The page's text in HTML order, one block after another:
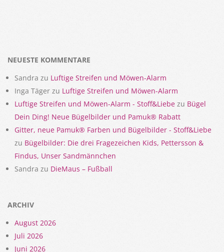
NEUESTE KOMMENTARE
Sandra zu Luftige Streifen und Möwen-Alarm
Inga Täger zu Luftige Streifen und Möwen-Alarm
Luftige Streifen und Möwen-Alarm - Stoff&Liebe zu Bügel
Dein Ding! Neue Bügelbilder und Pamuk® Rabatt
Gitter, neue Pamuk® Farben und Bügelbilder - Stoff&Liebe
zu Bügelbilder: Die drei Fragezeichen Kids, Pettersson &
Findus, Unser Sandmännchen
Sandra zu DieMaus – Fußball
ARCHIV
August 2026
Juli 2026
Juni 2026